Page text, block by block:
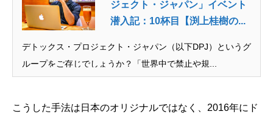
ジェクト・ジャパン」イベント
潜入記：10杯目【渕上桂樹の...
デトックス・プロジェクト・ジャパン（以下DPJ）というグ
ループをご存じでしょうか？「世界中で禁止や規...
こうした手法は日本のオリジナルではなく、2016年にド